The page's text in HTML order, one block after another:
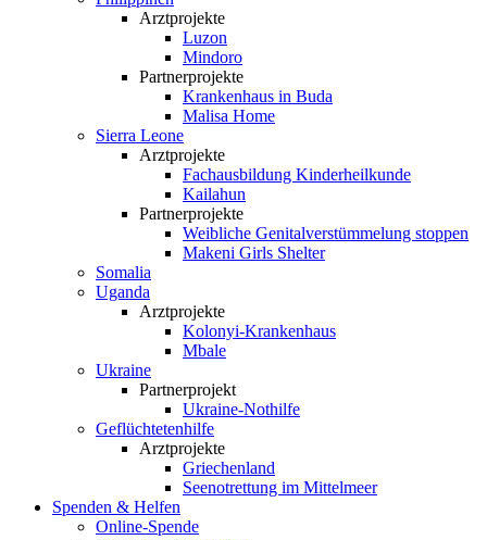
Arztprojekte
Luzon
Mindoro
Partnerprojekte
Krankenhaus in Buda
Malisa Home
Sierra Leone
Arztprojekte
Fachausbildung Kinderheilkunde
Kailahun
Partnerprojekte
Weibliche Genital­verstümmelung stoppen
Makeni Girls Shelter
Somalia
Uganda
Arztprojekte
Kolonyi-Krankenhaus
Mbale
Ukraine
Partnerprojekt
Ukraine-Nothilfe
Geflüchtetenhilfe
Arztprojekte
Griechenland
Seenotrettung im Mittelmeer
Spenden & Helfen
Online-Spende